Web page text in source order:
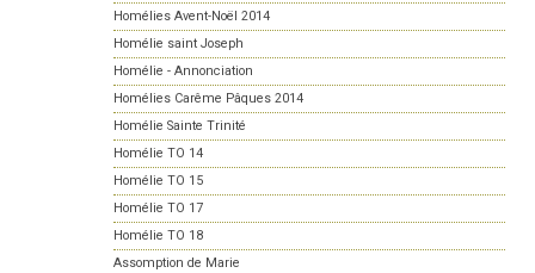
Homélies Avent-Noël 2014
Homélie saint Joseph
Homélie - Annonciation
Homélies Carême Pâques 2014
Homélie Sainte Trinité
Homélie TO 14
Homélie TO 15
Homélie TO 17
Homélie TO 18
Assomption de Marie